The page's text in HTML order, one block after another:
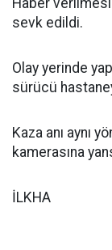
Haber
sevk edildi.
Olay yerinde
sürücü
Kaza anı aynı
kamerasına
İLKHA